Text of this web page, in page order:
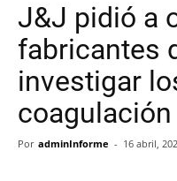
J&J pidió a
fabricantes
investigar
coagulación
Por adminInforme - 16 abril,